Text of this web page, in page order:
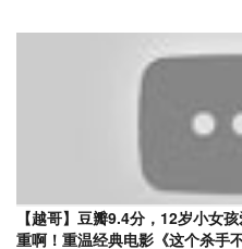
【越哥】豆瓣9.4分，12岁小女
重啊！重温经典电影《这个杀手